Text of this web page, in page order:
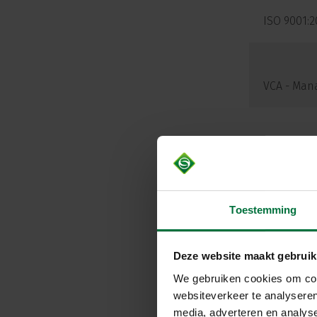
Toestemming
Deze website maakt
We gebruiken cookies om
websiteverkeer te
media, adverteren en
ISO
VCA -
BRL 7500
BRL 9335